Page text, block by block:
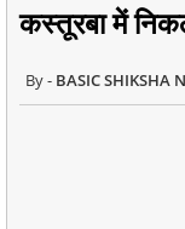
कस्तूरबा में
BASIC SHIKSHA